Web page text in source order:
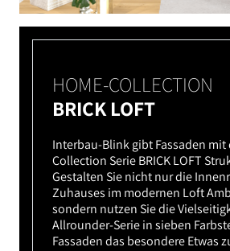
HOME-COLLECTION
BRICK LOFT
Interbau-Blink gibt Fassaden mit
Collection Serie BRICK LOFT
Gestalten Sie nicht nur die
Zuhauses im modernen Loft
sondern nutzen Sie die
Allrounder-Serie in sieben
Fassaden das besondere Etwas